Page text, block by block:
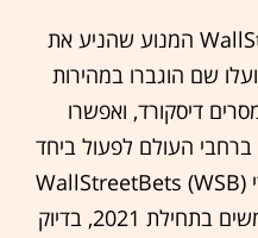
אבל לפני שנה, היה WallStreetBets המנוע שהניע את
שם הוגברו במהירות
דיסקורד, ואפשרו
העולם לפעול ביחד
ואפילו להניע את השווקים. חברי WallStreetBets (WSB)
התרבו מפחות מ-2 מיליון משתמשים בתחילת 2021, בדיוק